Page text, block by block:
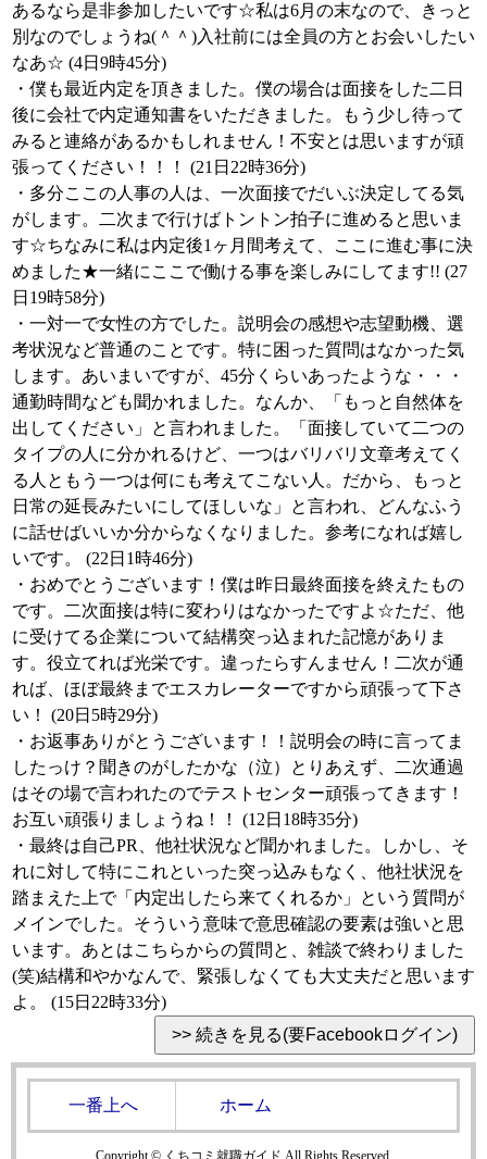
あるなら是非参加したいです☆私は6月の末なので、きっと
別なのでしょうね(＾＾)入社前には全員の方とお会いしたい
なあ☆ (4日9時45分)
・僕も最近内定を頂きました。僕の場合は面接をした二日
後に会社で内定通知書をいただきました。もう少し待って
みると連絡があるかもしれません！不安とは思いますが頑
張ってください！！！ (21日22時36分)
・多分ここの人事の人は、一次面接でだいぶ決定してる気
がします。二次まで行けばトントン拍子に進めると思いま
す☆ちなみに私は内定後1ヶ月間考えて、ここに進む事に決
めました★一緒にここで働ける事を楽しみにしてます!! (27
日19時58分)
・一対一で女性の方でした。説明会の感想や志望動機、選
考状況など普通のことです。特に困った質問はなかった気
します。あいまいですが、45分くらいあったような・・・
通勤時間なども聞かれました。なんか、「もっと自然体を
出してください」と言われました。「面接していて二つの
タイプの人に分かれるけど、一つはバリバリ文章考えてく
る人ともう一つは何にも考えてこない人。だから、もっと
日常の延長みたいにしてほしいな」と言われ、どんなふう
に話せばいいか分からなくなりました。参考になれば嬉し
いです。 (22日1時46分)
・おめでとうございます！僕は昨日最終面接を終えたもの
です。二次面接は特に変わりはなかったですよ☆ただ、他
に受けてる企業について結構突っ込まれた記憶がありま
す。役立てれば光栄です。違ったらすんません！二次が通
れば、ほぼ最終までエスカレーターですから頑張って下さ
い！ (20日5時29分)
・お返事ありがとうございます！！説明会の時に言ってま
したっけ？聞きのがしたかな（泣）とりあえず、二次通過
はその場で言われたのでテストセンター頑張ってきます！
お互い頑張りましょうね！！ (12日18時35分)
・最終は自己PR、他社状況など聞かれました。しかし、そ
れに対して特にこれといった突っ込みもなく、他社状況を
踏まえた上で「内定出したら来てくれるか」という質問が
メインでした。そういう意味で意思確認の要素は強いと思
います。あとはこちらからの質問と、雑談で終わりました
(笑)結構和やかなんで、緊張しなくても大丈夫だと思います
よ。 (15日22時33分)
一番上へ ホーム